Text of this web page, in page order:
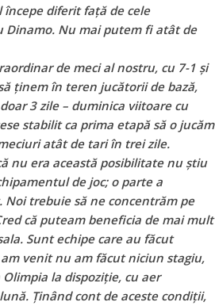
începe diferit față de cele
Dinamo. Nu mai putem fi atât de
de meci al nostru, cu 7-1 și
ținem în teren jucătorii de bază,
3 zile – duminica viitoare cu
stabilit ca prima etapă să o jucăm
atât de tari în trei zile.
nu era această posibilitate nu știu
de joc; o parte a
trebuie să ne concentrăm pe
că puteam beneficia de mai mult
Sunt echipe care au făcut
venit nu am făcut niciun stagiu,
la dispoziție, cu aer
Ținând cont de aceste condiții,